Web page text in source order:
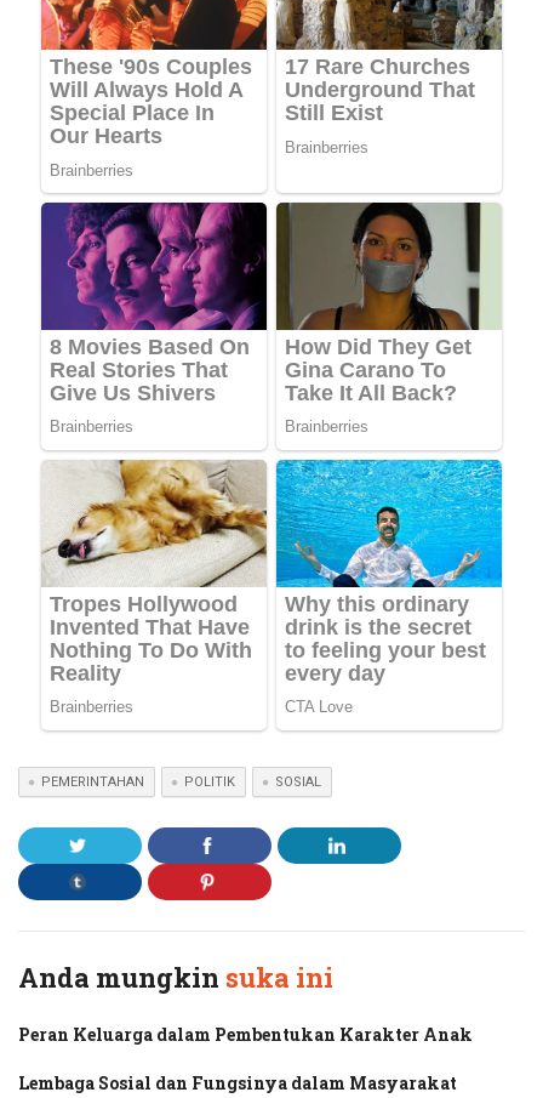
PEMERINTAHAN POLITIK SOSIAL
Anda mungkin suka ini
Peran Keluarga dalam Pembentukan Karakter Anak
Lembaga Sosial dan Fungsinya dalam Masyarakat